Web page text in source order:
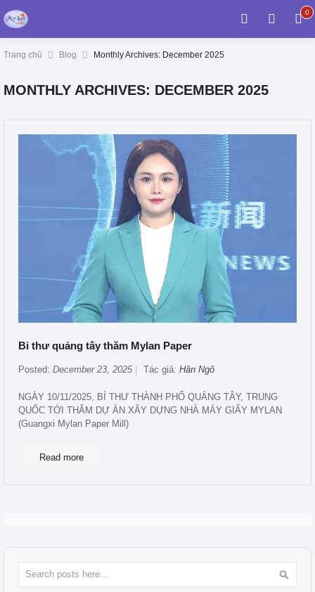
00
Trang chủ Blog Monthly Archives: December 2025
MONTHLY ARCHIVES: DECEMBER 2025
Bi thư quảng tây thăm Mylan Paper
Posted: December 23, 2025 Tác giả: Hân Ngô
NGÀY 10/11/2025, BÍ THƯ THÀNH PHỐ QUẢNG TÂY, TRUNG
QUỐC TỚI THĂM DỰ ÁN XÂY DỰNG NHÀ MÁY GIẤY MYLAN
(Guangxi Mylan Paper Mill)
Read more